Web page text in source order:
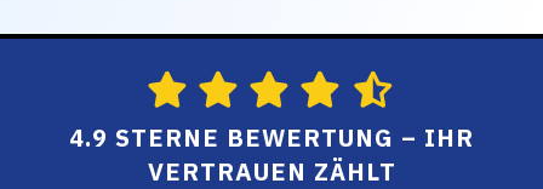
4.9 STERNE BEWERTUNG – IHR
VERTRAUEN ZÄHLT